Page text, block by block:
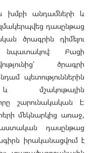
խմբի անդամների և
դասընթաց
ծրագրին դիմելու
նպատակով: Բացի
ծրագրի
պետություններին
մշակութային
շարունակական է:
մեկնարկից առաջ,
դասընթաց
իրականացվում է